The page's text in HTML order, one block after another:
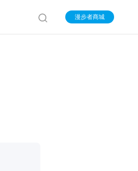
漫步者商城